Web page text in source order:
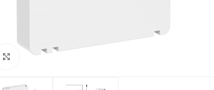
Zum Vergrößern klicken